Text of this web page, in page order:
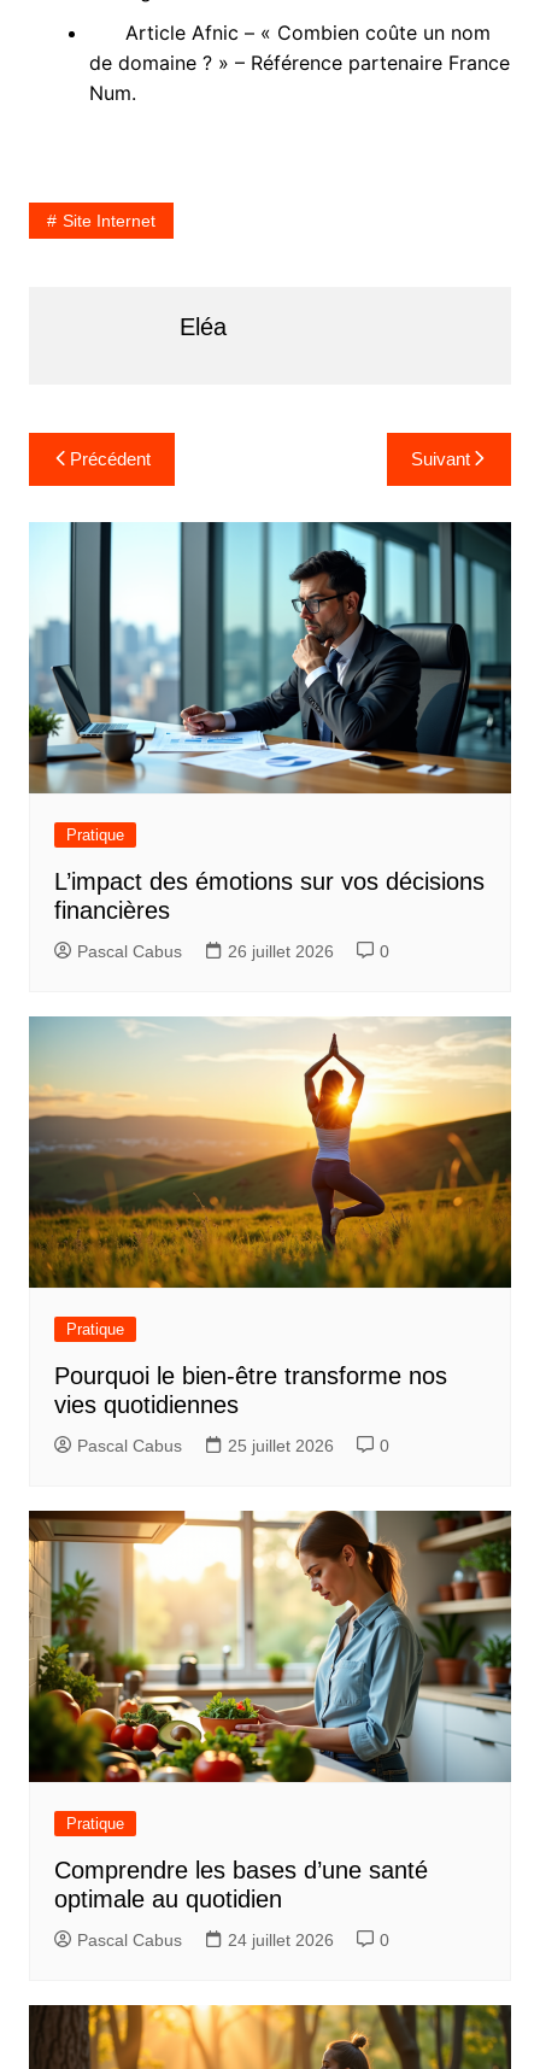
Article Afnic – « Combien coûte un nom
de domaine ? » – Référence partenaire France
Num.
Site Internet
Eléa
Navigation
de
l’article
Précédent Suivant
Pratique
L’impact des émotions sur vos décisions
financières
Pascal Cabus 26 juillet 2026 0
Pratique
Pourquoi le bien-être transforme nos
vies quotidiennes
Pascal Cabus 25 juillet 2026 0
Pratique
Comprendre les bases d’une santé
optimale au quotidien
Pascal Cabus 24 juillet 2026 0